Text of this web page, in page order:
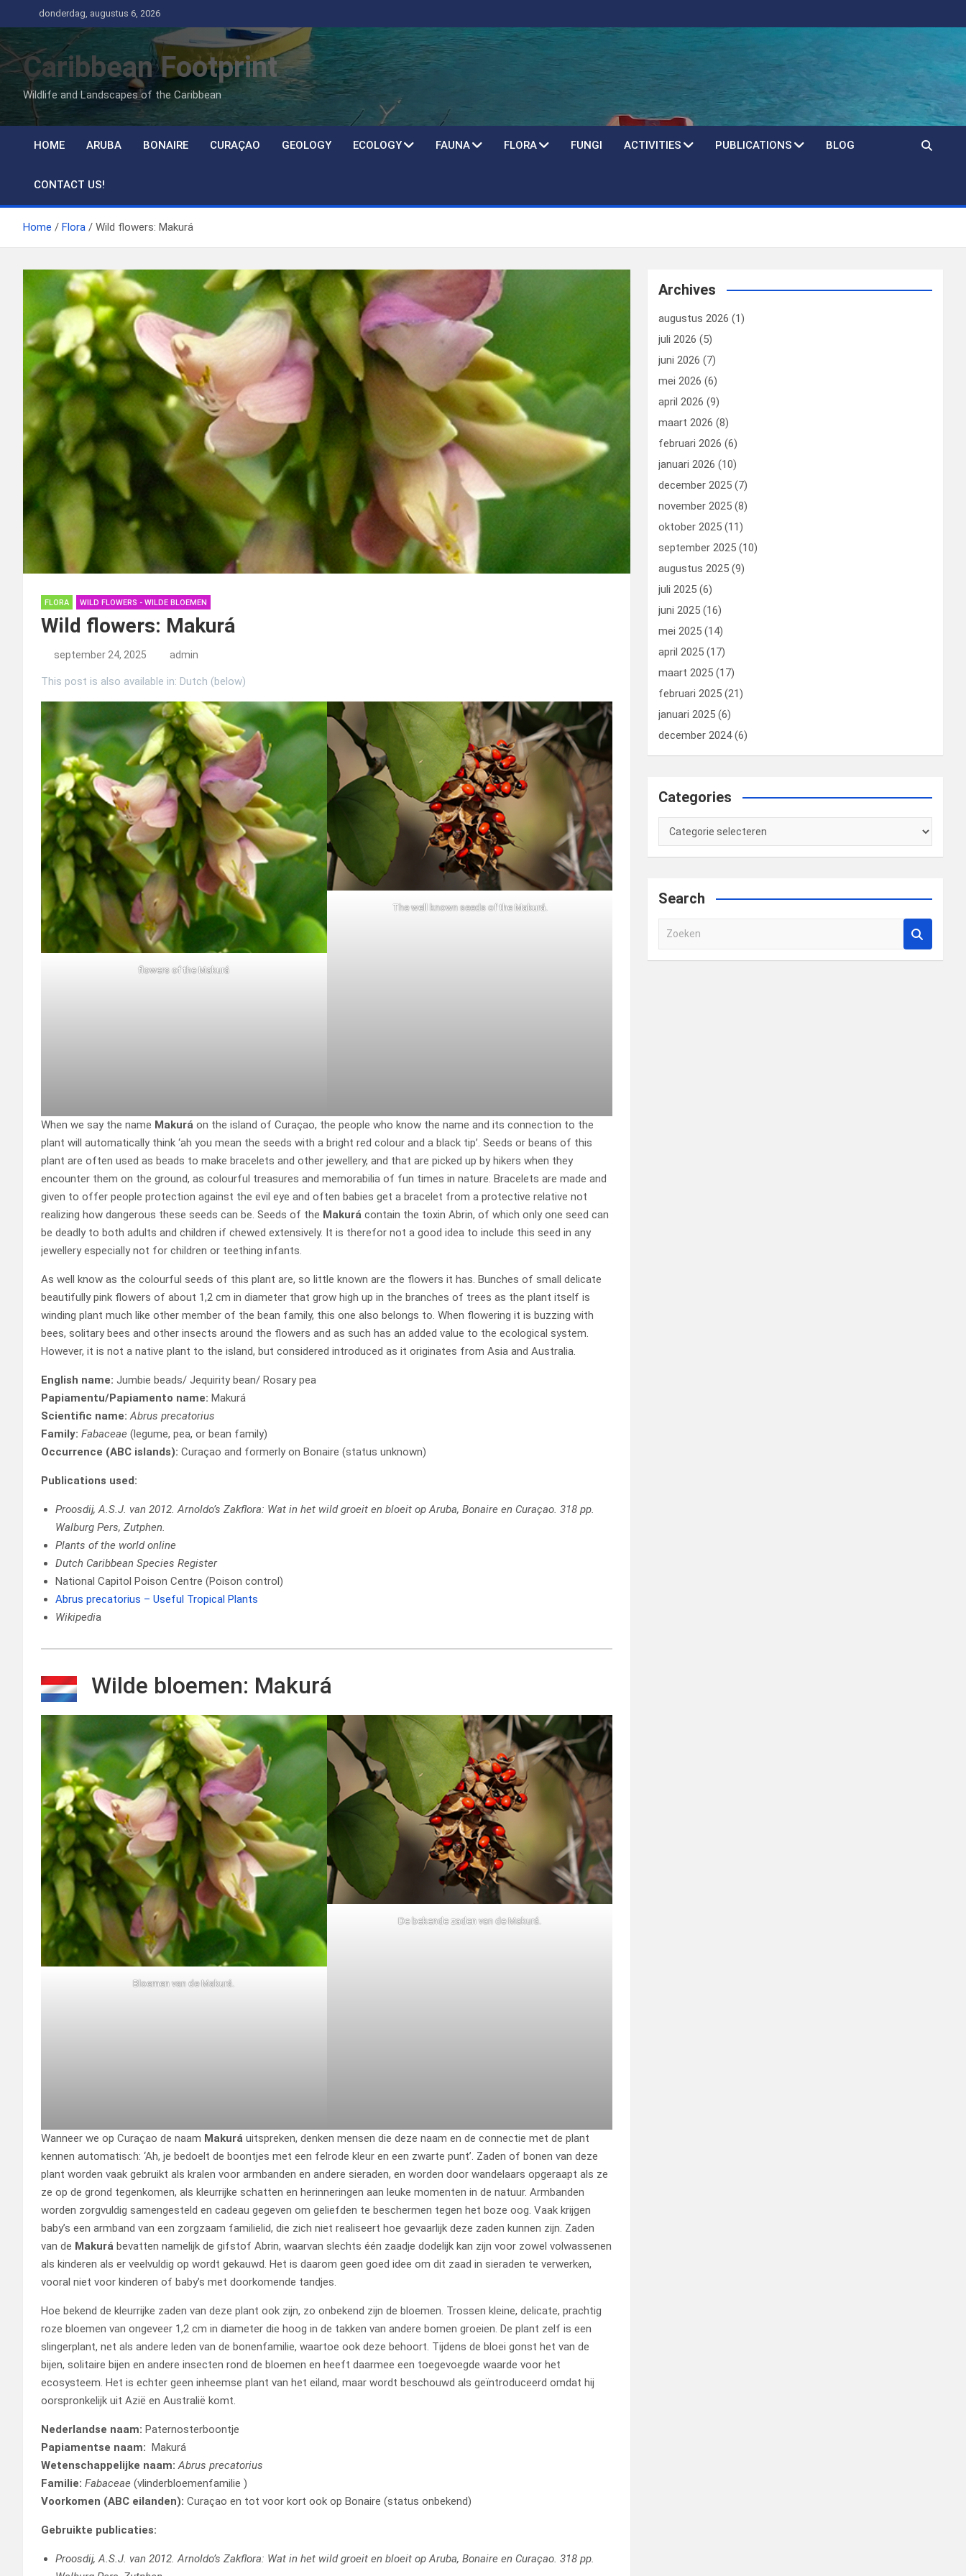
naar
de
inhoud
donderdag, augustus 6, 2026
Caribbean Footprint
Wildlife and Landscapes of the Caribbean
HOME ARUBA BONAIRE CURAÇAO GEOLOGY ECOLOGY FAUNA FLORA FUNGI ACTIVITIES PUBLICATIONS BLOG
CONTACT US!
Home Flora Wild flowers: Makurá
FLORA WILD FLOWERS - WILDE BLOEMEN
Wild flowers: Makurá
september 24, 2025 admin
This post is also available in: Dutch (below)
flowers of the Makurá
The well known seeds of the Makurá.
When we say the name Makurá on the island of Curaçao, the people who know the name and its connection to the
plant will automatically think ‘ah you mean the seeds with a bright red colour and a black tip’. Seeds or beans of this
plant are often used as beads to make bracelets and other jewellery, and that are picked up by hikers when they
encounter them on the ground, as colourful treasures and memorabilia of fun times in nature. Bracelets are made and
given to offer people protection against the evil eye and often babies get a bracelet from a protective relative not
realizing how dangerous these seeds can be. Seeds of the Makurá contain the toxin Abrin, of which only one seed can
be deadly to both adults and children if chewed extensively. It is therefor not a good idea to include this seed in any
jewellery especially not for children or teething infants.
As well know as the colourful seeds of this plant are, so little known are the flowers it has. Bunches of small delicate
beautifully pink flowers of about 1,2 cm in diameter that grow high up in the branches of trees as the plant itself is
winding plant much like other member of the bean family, this one also belongs to. When flowering it is buzzing with
bees, solitary bees and other insects around the flowers and as such has an added value to the ecological system.
However, it is not a native plant to the island, but considered introduced as it originates from Asia and Australia.
English name: Jumbie beads/ Jequirity bean/ Rosary pea
Papiamentu/Papiamento name: Makurá
Scientific name:Abrus precatorius
Family: Fabaceae (legume, pea, or bean family)
Occurrence (ABC islands): Curaçao and formerly on Bonaire (status unknown)
Publications used:
Proosdij, A.S.J. van 2012. Arnoldo’s Zakflora: Wat in het wild groeit en bloeit op Aruba, Bonaire en Curaçao. 318 pp.
Walburg Pers, Zutphen.
Plants of the world online
Dutch Caribbean Species Register
National Capitol Poison Centre (Poison control)
Abrus precatorius – Useful Tropical Plants
Wikipedia
Wilde bloemen: Makurá
Bloemen van de Makurá.
De bekende zaden van de Makurá.
Wanneer we op Curaçao de naam Makurá uitspreken, denken mensen die deze naam en de connectie met de plant
kennen automatisch: ‘Ah, je bedoelt de boontjes met een felrode kleur en een zwarte punt’. Zaden of bonen van deze
plant worden vaak gebruikt als kralen voor armbanden en andere sieraden, en worden door wandelaars opgeraapt als ze
ze op de grond tegenkomen, als kleurrijke schatten en herinneringen aan leuke momenten in de natuur. Armbanden
worden zorgvuldig samengesteld en cadeau gegeven om geliefden te beschermen tegen het boze oog. Vaak krijgen
baby’s een armband van een zorgzaam familielid, die zich niet realiseert hoe gevaarlijk deze zaden kunnen zijn. Zaden
van de Makurá bevatten namelijk de gifstof Abrin, waarvan slechts één zaadje dodelijk kan zijn voor zowel volwassenen
als kinderen als er veelvuldig op wordt gekauwd. Het is daarom geen goed idee om dit zaad in sieraden te verwerken,
vooral niet voor kinderen of baby’s met doorkomende tandjes.
Hoe bekend de kleurrijke zaden van deze plant ook zijn, zo onbekend zijn de bloemen. Trossen kleine, delicate, prachtig
roze bloemen van ongeveer 1,2 cm in diameter die hoog in de takken van andere bomen groeien. De plant zelf is een
slingerplant, net als andere leden van de bonenfamilie, waartoe ook deze behoort. Tijdens de bloei gonst het van de
bijen, solitaire bijen en andere insecten rond de bloemen en heeft daarmee een toegevoegde waarde voor het
ecosysteem. Het is echter geen inheemse plant van het eiland, maar wordt beschouwd als geïntroduceerd omdat hij
oorspronkelijk uit Azië en Australië komt.
Nederlandse naam: Paternosterboontje
Papiamentse naam: Makurá
Wetenschappelijke naam: Abrus precatorius
Familie: Fabaceae (vlinderbloemenfamilie )
Voorkomen (ABC eilanden): Curaçao en tot voor kort ook op Bonaire (status onbekend)
Gebruikte publicaties:
Proosdij, A.S.J. van 2012. Arnoldo’s Zakflora: Wat in het wild groeit en bloeit op Aruba, Bonaire en Curaçao. 318 pp.
Archives
augustus 2026 (1)
juli 2026 (5)
juni 2026 (7)
mei 2026 (6)
april 2026 (9)
maart 2026 (8)
februari 2026 (6)
januari 2026 (10)
december 2025 (7)
november 2025 (8)
oktober 2025 (11)
september 2025 (10)
augustus 2025 (9)
juli 2025 (6)
juni 2025 (16)
mei 2025 (14)
april 2025 (17)
maart 2025 (17)
februari 2025 (21)
januari 2025 (6)
december 2024(6)
Categories
Categories
Search
e